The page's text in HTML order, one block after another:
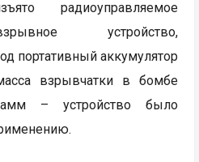
радиоуправляемое
устройство,
портативный аккумулятор
взрывчатки в бомбе
– устройство было